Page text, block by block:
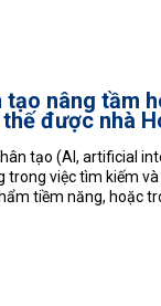
tạo nâng tầm
được nhà
tạo (AI, artificial
trong việc tìm kiếm
tiềm năng, hoặc